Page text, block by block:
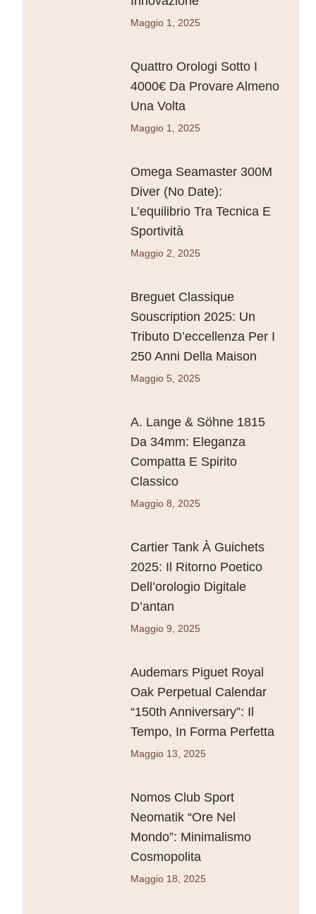
Maggio 1, 2025
Quattro Orologi Sotto I
4000€ Da Provare Almeno
Una Volta
Maggio 1, 2025
Omega Seamaster 300M
Diver (No Date):
L’equilibrio Tra Tecnica E
Sportività
Maggio 2, 2025
Breguet Classique
Souscription 2025: Un
Tributo D’eccellenza Per I
250 Anni Della Maison
Maggio 5, 2025
A. Lange & Söhne 1815
Da 34mm: Eleganza
Compatta E Spirito
Classico
Maggio 8, 2025
Cartier Tank À Guichets
2025: Il Ritorno Poetico
Dell’orologio Digitale
D’antan
Maggio 9, 2025
Audemars Piguet Royal
Oak Perpetual Calendar
“150th Anniversary”: Il
Tempo, In Forma Perfetta
Maggio 13, 2025
Nomos Club Sport
Neomatik “Ore Nel
Mondo”: Minimalismo
Cosmopolita
Maggio 18, 2025